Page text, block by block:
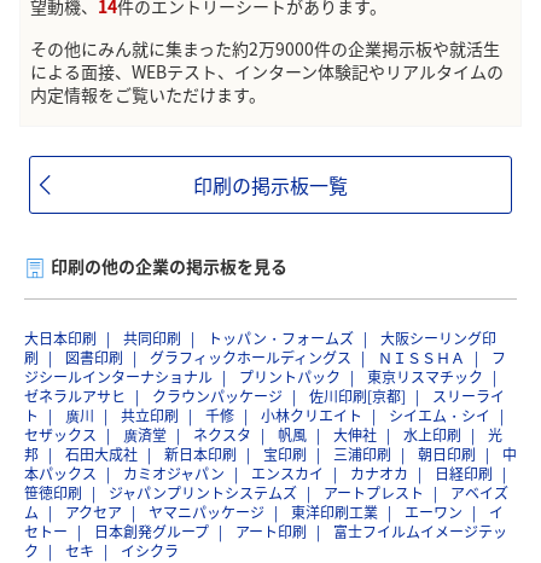
望動機、 14件のエントリーシートがあります。
その他にみん就に集まった約2万9000件の企業掲示板や就活生
による面接、WEBテスト、インターン体験記やリアルタイムの
内定情報をご覧いただけます。
印刷の掲示板一覧
印刷の他の企業の掲示板を見る
大日本印刷 共同印刷 トッパン・フォームズ
大阪シーリング印
刷
図書印刷 グラフィックホールディングス ＮＩＳＳＨＡ
フ
ジシールインターナショナル
プリントパック
東京リスマチック
ゼネラルアサヒ
クラウンパッケージ 佐川印刷[京都]
スリーライ
ト
廣川 共立印刷 千修 小林クリエイト
シイエム・シイ
セザックス
廣済堂 ネクスタ 帆風 大伸社 水上印刷
光
邦
石田大成社 新日本印刷 宝印刷 三浦印刷 朝日印刷
中
本パックス
カミオジャパン エンスカイ カナオカ
日経印刷
笹徳印刷
ジャパンプリントシステムズ アートプレスト
アベイズ
ム
アクセア ヤマニパッケージ 東洋印刷工業 エーワン
イ
セトー
日本創発グループ アート印刷
富士フイルムイメージテッ
ク
セキ イシクラ